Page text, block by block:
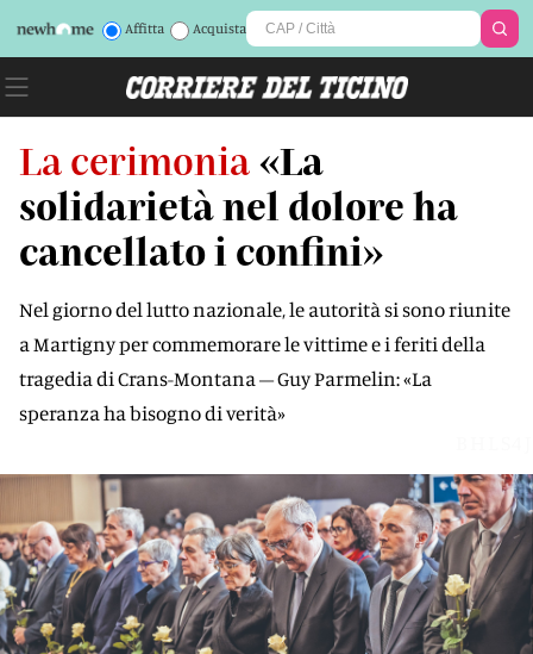
Affitta Acquista
La cerimonia «La
solidarietà nel dolore ha
cancellato i confini»
Nel giorno del lutto nazionale, le autorità si sono riunite
a Martigny per commemorare le vittime e i feriti della
tragedia di Crans-Montana – Guy Parmelin: «La
speranza ha bisogno di verità»